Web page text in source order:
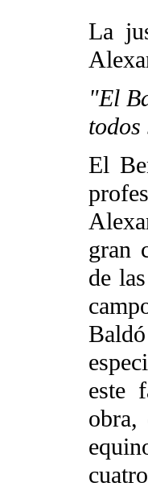
La
"El
El
gran
de
este
obra,